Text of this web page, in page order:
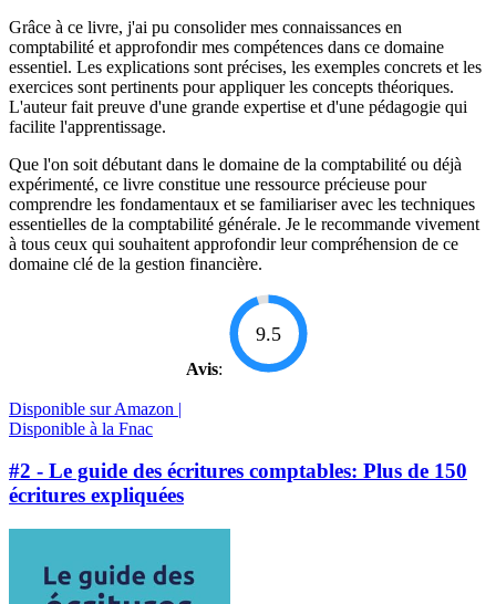
Grâce à ce livre, j'ai pu consolider mes connaissances en
comptabilité et approfondir mes compétences dans ce domaine
essentiel. Les explications sont précises, les exemples concrets et les
exercices sont pertinents pour appliquer les concepts théoriques.
L'auteur fait preuve d'une grande expertise et d'une pédagogie qui
facilite l'apprentissage.
Que l'on soit débutant dans le domaine de la comptabilité ou déjà
expérimenté, ce livre constitue une ressource précieuse pour
comprendre les fondamentaux et se familiariser avec les techniques
essentielles de la comptabilité générale. Je le recommande vivement
à tous ceux qui souhaitent approfondir leur compréhension de ce
domaine clé de la gestion financière.
Avis:
9.5
Disponible sur Amazon |
Disponible à la Fnac
#2 - Le guide des écritures comptables: Plus de 150
écritures expliquées